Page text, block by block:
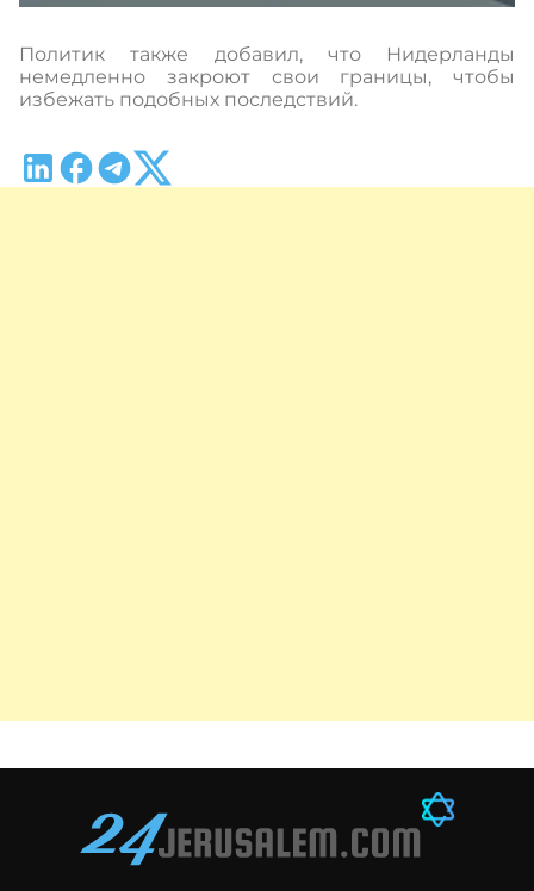
Политик также добавил, что Нидерланды
немедленно закроют свои границы, чтобы
избежать подобных последствий.